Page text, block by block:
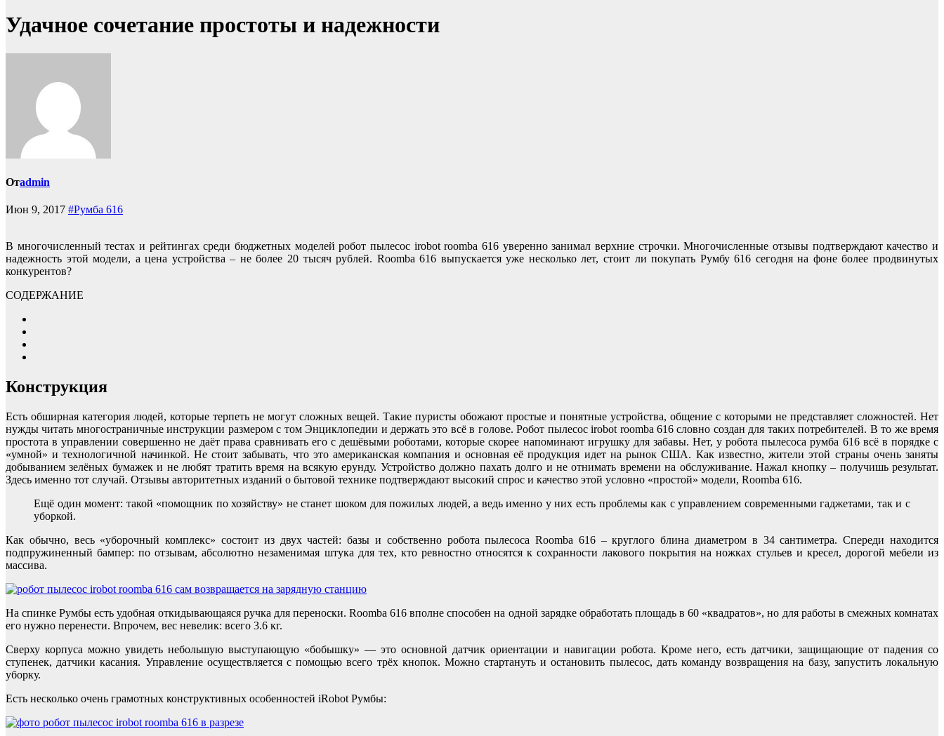
Удачное сочетание простоты и надежности
Отadmin
Июн 9, 2017 #Румба 616
В многочисленный тестах и рейтингах среди бюджетных моделей робот пылесос irobot roomba 616 уверенно занимал верхние строчки. Многочисленные отзывы подтверждают качество и
надежность этой модели, а цена устройства – не более 20 тысяч рублей. Roomba 616 выпускается уже несколько лет, стоит ли покупать Румбу 616 сегодня на фоне более продвинутых
конкурентов?
СОДЕРЖАНИЕ
Конструкция
Есть обширная категория людей, которые терпеть не могут сложных вещей. Такие пуристы обожают простые и понятные устройства, общение с которыми не представляет сложностей. Нет
нужды читать многостраничные инструкции размером с том Энциклопедии и держать это всё в голове. Робот пылесос irobot roomba 616 словно создан для таких потребителей. В то же время
простота в управлении совершенно не даёт права сравнивать его с дешёвыми роботами, которые скорее напоминают игрушку для забавы. Нет, у робота пылесоса румба 616 всё в порядке с
«умной» и технологичной начинкой. Не стоит забывать, что это американская компания и основная её продукция идет на рынок США. Как известно, жители этой страны очень заняты
добыванием зелёных бумажек и не любят тратить время на всякую ерунду. Устройство должно пахать долго и не отнимать времени на обслуживание. Нажал кнопку – получишь результат.
Здесь именно тот случай. Отзывы авторитетных изданий о бытовой технике подтверждают высокий спрос и качество этой условно «простой» модели, Roomba 616.
Ещё один момент: такой «помощник по хозяйству» не станет шоком для пожилых людей, а ведь именно у них есть проблемы как с управлением современными гаджетами, так и с
уборкой.
Как обычно, весь «уборочный комплекс» состоит из двух частей: базы и собственно робота пылесоса Roomba 616 – круглого блина диаметром в 34 сантиметра. Спереди находится
подпружиненный бампер: по отзывам, абсолютно незаменимая штука для тех, кто ревностно относятся к сохранности лакового покрытия на ножках стульев и кресел, дорогой мебели из
массива.
На спинке Румбы есть удобная откидывающаяся ручка для переноски. Roomba 616 вполне способен на одной зарядке обработать площадь в 60 «квадратов», но для работы в смежных комнатах
его нужно перенести. Впрочем, вес невелик: всего 3.6 кг.
Сверху корпуса можно увидеть небольшую выступающую «бобышку» — это основной датчик ориентации и навигации робота. Кроме него, есть датчики, защищающие от падения со
ступенек, датчики касания. Управление осуществляется с помощью всего трёх кнопок. Можно стартануть и остановить пылесос, дать команду возвращения на базу, запустить локальную
уборку.
Есть несколько очень грамотных конструктивных особенностей iRobot Румбы: